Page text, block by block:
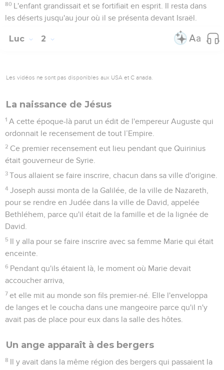
80 L'enfant grandissait et se fortifiait en esprit. Il resta dans
les déserts jusqu'au jour où il se présenta devant Israël.
Luc 2
Les vidéos ne sont pas disponibles aux USA et C anada.
La naissance de Jésus
1 A cette époque-là parut un édit de l'empereur Auguste qui
ordonnait le recensement de tout l’Empire.
2 Ce premier recensement eut lieu pendant que Quirinius
était gouverneur de Syrie.
3 Tous allaient se faire inscrire, chacun dans sa ville d'origine.
4 Joseph aussi monta de la Galilée, de la ville de Nazareth,
pour se rendre en Judée dans la ville de David, appelée
Bethléhem, parce qu'il était de la famille et de la lignée de
David.
5 Il y alla pour se faire inscrire avec sa femme Marie qui était
enceinte.
6 Pendant qu'ils étaient là, le moment où Marie devait
accoucher arriva,
7 et elle mit au monde son fils premier-né. Elle l'enveloppa
de langes et le coucha dans une mangeoire parce qu'il n'y
avait pas de place pour eux dans la salle des hôtes.
Un ange apparaît à des bergers
8 Il y avait dans la même région des bergers qui passaient la